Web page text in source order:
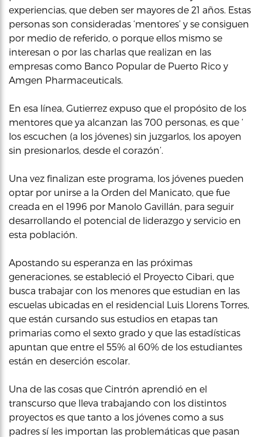
experiencias, que deben ser mayores de 21 años. Estas
personas son consideradas ‘mentores’ y se consiguen
por medio de referido, o porque ellos mismo se
interesan o por las charlas que realizan en las
empresas como Banco Popular de Puerto Rico y
Amgen Pharmaceuticals.
En esa línea, Gutierrez expuso que el propósito de los
mentores que ya alcanzan las 700 personas, es que ‘
los escuchen (a los jóvenes) sin juzgarlos, los apoyen
sin presionarlos, desde el corazón’.
Una vez finalizan este programa, los jóvenes pueden
optar por unirse a la Orden del Manicato, que fue
creada en el 1996 por Manolo Gavillán, para seguir
desarrollando el potencial de liderazgo y servicio en
esta población.
Apostando su esperanza en las próximas
generaciones, se estableció el Proyecto Cibari, que
busca trabajar con los menores que estudian en las
escuelas ubicadas en el residencial Luis Llorens Torres,
que están cursando sus estudios en etapas tan
primarias como el sexto grado y que las estadísticas
apuntan que entre el 55% al 60% de los estudiantes
están en deserción escolar.
Una de las cosas que Cintrón aprendió en el
transcurso que lleva trabajando con los distintos
proyectos es que tanto a los jóvenes como a sus
padres sí les importan las problemáticas que pasan